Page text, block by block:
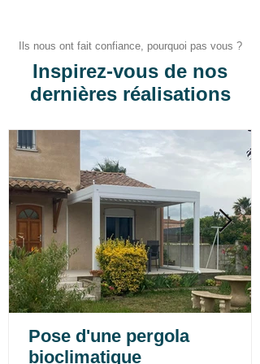
Ils nous ont fait confiance, pourquoi pas vous ?
Inspirez-vous de nos
dernières réalisations
Pose d'une pergola
bioclimatique